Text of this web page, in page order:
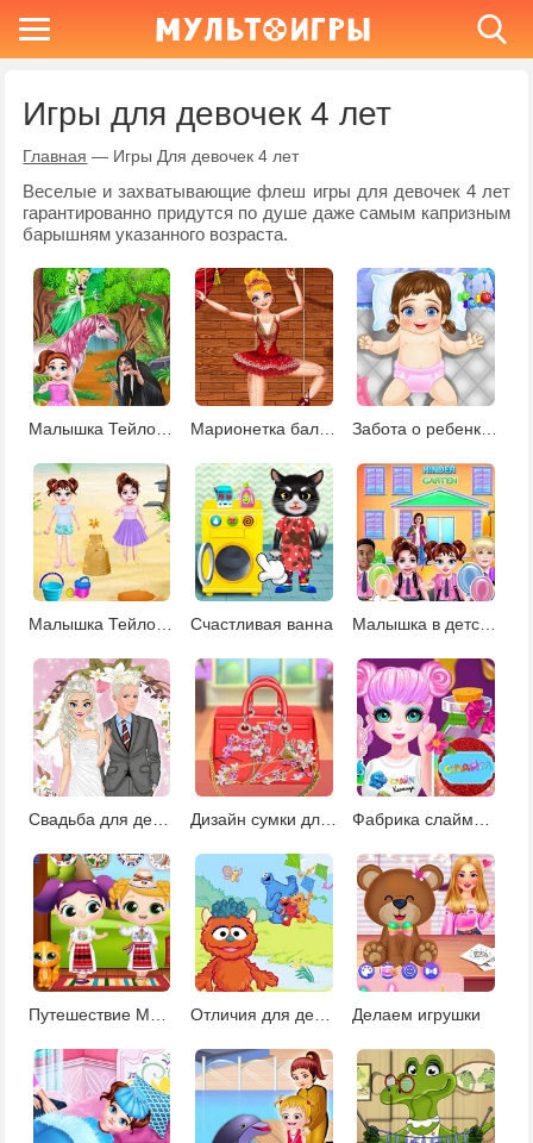
Игры для девочек 4 лет
Главная — Игры Для девочек 4 лет
Веселые и захватывающие флеш игры для девочек 4 лет
гарантированно придутся по душе даже самым капризным
барышням указанного возраста.
Малышка Тейлор в стране фей Марионетка балерина Забота о ребенке для девочек 4 лет
Малышка Тейлор на пляже Счастливая ванна Малышка в детском саду
Свадьба для девочек 4 лет Дизайн сумки для Эльзы
Отличия для девочек 4 лет Делаем игрушки